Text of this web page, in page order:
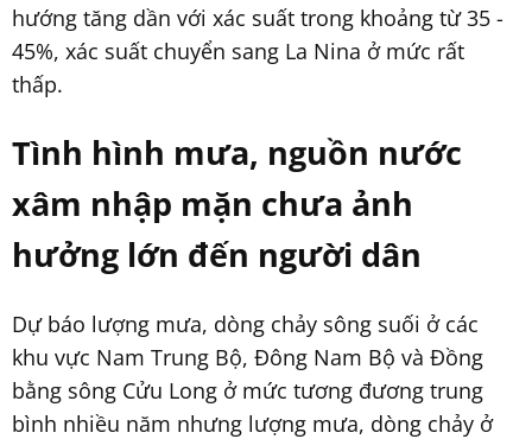
hướng tăng dần với xác suất trong khoảng từ 35 -
45%, xác suất chuyển sang La Nina ở mức rất
thấp.
Tình hình mưa, nguồn nước
xâm nhập mặn chưa ảnh
hưởng lớn đến người dân
Dự báo lượng mưa, dòng chảy sông suối ở các
khu vực Nam Trung Bộ, Đông Nam Bộ và Đồng
bằng sông Cửu Long ở mức tương đương trung
bình nhiều năm nhưng lượng mưa, dòng chảy ở